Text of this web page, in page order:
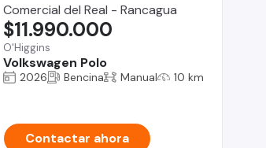
Comercial del Real - Rancagua
O'Higgins
Volkswagen Polo
$11.990.000
2026 Bencina Manual 10 km
Contactar ahora